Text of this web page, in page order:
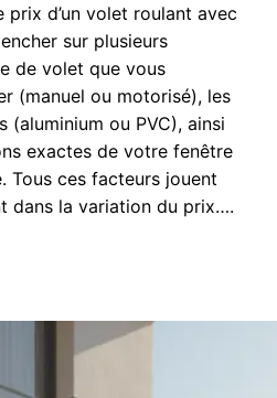
prix d’un volet roulant avec
sur plusieurs
de volet que vous
(manuel ou motorisé), les
(aluminium ou PVC), ainsi
exactes de votre fenêtre
Tous ces facteurs jouent
dans la variation du prix….